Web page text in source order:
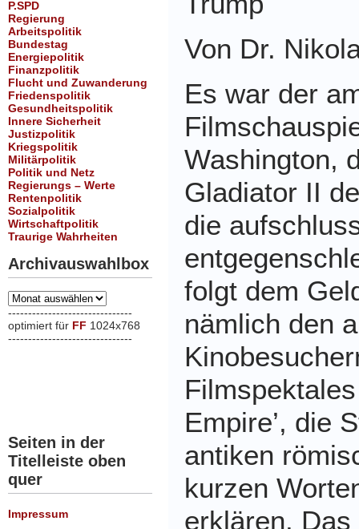
P.SPD
Regierung
Arbeitspolitik
Bundestag
Energiepolitik
Finanzpolitik
Flucht und Zuwanderung
Friedenspolitik
Gesundheitspolitik
Innere Sicherheit
Justizpolitik
Kriegspolitik
Militärpolitik
Politik und Netz
Regierungs – Werte
Rentenpolitik
Sozialpolitik
Wirtschaftpolitik
Traurige Wahrheiten
Archivauswahlbox
Archivauswahlbox
-------------------------------
optimiert für FF 1024x768
-------------------------------
Seiten in der
Titelleiste oben
quer
Impressum
Von Dr.
Es war der
Washington,
Gladiator II
die
folgt dem
nämlich den
Empire’, die
antiken
kurzen
erklären.